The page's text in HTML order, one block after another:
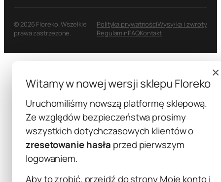
© 2026 Floreko. Wszelkie
prawa zastrzeżone.
Polityka prywatnościWysyłka i zwroty
RegulaminFAQKontakt
×
Witamy w nowej wersji sklepu Floreko
Uruchomiliśmy nowszą platformę sklepową.
Ze względów bezpieczeństwa prosimy
wszystkich dotychczasowych klientów o
zresetowanie hasła przed pierwszym
logowaniem.
Aby to zrobić, przejdź do stronyMoje kontoi